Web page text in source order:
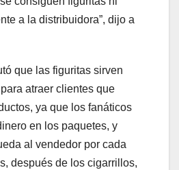
a la distribuidora”, dijo a
que las figuritas sirven
atraer clientes que
ya que los fanáticos
en los paquetes, y
al vendedor por cada
después de los cigarrillos,